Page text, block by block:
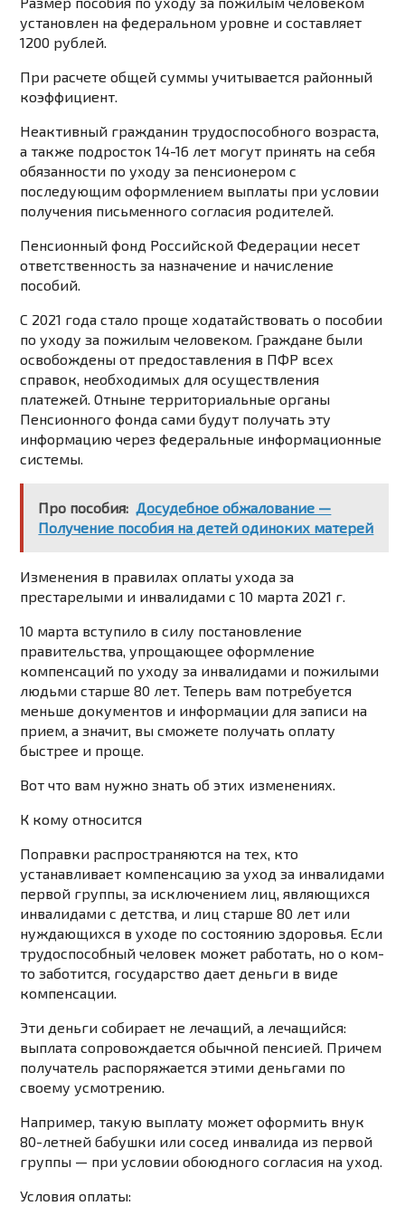
установлен на федеральном уровне и составляет
1200 рублей.
При расчете общей суммы учитывается районный
коэффициент.
Неактивный гражданин трудоспособного возраста,
а также подросток 14-16 лет могут принять на себя
обязанности по уходу за пенсионером с
последующим оформлением выплаты при условии
получения письменного согласия родителей.
Пенсионный фонд Российской Федерации несет
ответственность за назначение и начисление
пособий.
С 2021 года стало проще ходатайствовать о пособии
по уходу за пожилым человеком. Граждане были
освобождены от предоставления в ПФР всех
справок, необходимых для осуществления
платежей. Отныне территориальные органы
Пенсионного фонда сами будут получать эту
информацию через федеральные информационные
системы.
Про пособия: Досудебное обжалование —
Получение пособия на детей одиноких матерей
Изменения в правилах оплаты ухода за
престарелыми и инвалидами с 10 марта 2021 г.
10 марта вступило в силу постановление
правительства, упрощающее оформление
компенсаций по уходу за инвалидами и пожилыми
людьми старше 80 лет. Теперь вам потребуется
меньше документов и информации для записи на
прием, а значит, вы сможете получать оплату
быстрее и проще.
Вот что вам нужно знать об этих изменениях.
К кому относится
Поправки распространяются на тех, кто
устанавливает компенсацию за уход за инвалидами
первой группы, за исключением лиц, являющихся
инвалидами с детства, и лиц старше 80 лет или
нуждающихся в уходе по состоянию здоровья. Если
трудоспособный человек может работать, но о ком-
то заботится, государство дает деньги в виде
компенсации.
Эти деньги собирает не лечащий, а лечащийся:
выплата сопровождается обычной пенсией. Причем
получатель распоряжается этими деньгами по
своему усмотрению.
Например, такую ​​выплату может оформить внук
80-летней бабушки или сосед инвалида из первой
группы — при условии обоюдного согласия на уход.
Условия оплаты: